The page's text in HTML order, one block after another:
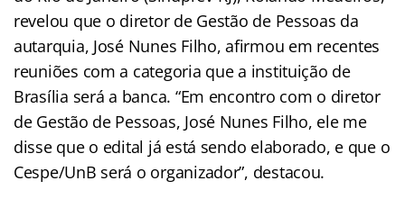
revelou que o diretor de Gestão de Pessoas da
autarquia, José Nunes Filho, afirmou em recentes
reuniões com a categoria que a instituição de
Brasília será a banca. “Em encontro com o diretor
de Gestão de Pessoas, José Nunes Filho, ele me
disse que o edital já está sendo elaborado, e que o
Cespe/UnB será o organizador”, destacou.